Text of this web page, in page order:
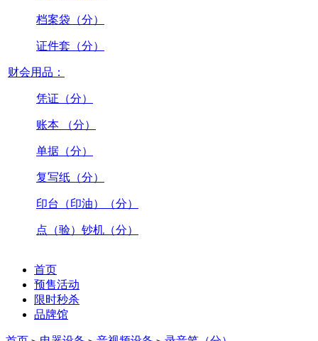
档案袋（分）
证件套（分）
财会用品：
凭证（分）
账本 （分）
单据（分）
复写纸（分）
印台（印油）（分）
点（验）钞机（分）
首页
预售活动
限时秒杀
品牌馆